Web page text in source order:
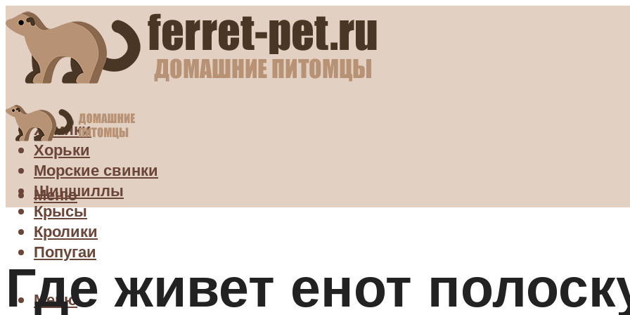
Хомяки
Хорьки
Морские свинки
Шиншиллы
Крысы
Кролики
Попугаи
Меню
Меню
Где живет енот